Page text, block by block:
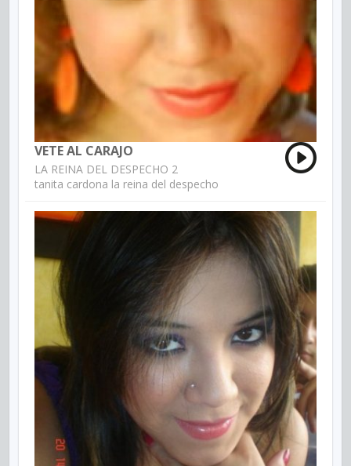
VETE AL CARAJO
LA REINA DEL DESPECHO 2
tanita cardona la reina del despecho